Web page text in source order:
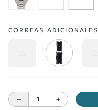
CORREAS ADICIONALES
＋
－